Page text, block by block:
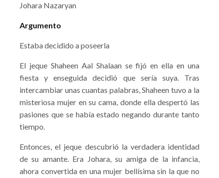
Johara Nazaryan
Argumento
Estaba decidido a poseerla
El jeque Shaheen Aal Shalaan se fijó en ella en una
fiesta y enseguida decidió que sería suya. Tras
intercambiar unas cuantas palabras, Shaheen tuvo a la
misteriosa mujer en su cama, donde ella despertó las
pasiones que se había estado negando durante tanto
tiempo.
Entonces, el jeque descubrió la verdadera identidad
de su amante. Era Johara, su amiga de la infancia,
ahora convertida en una mujer bellísima sin la que no